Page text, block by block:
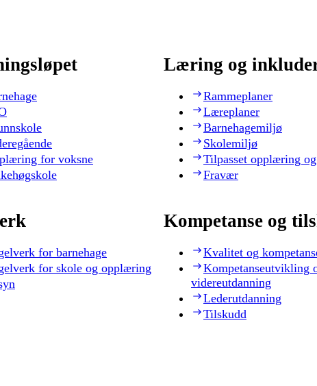
for voksne
Læring og
Rammeplaner
Læreplaner
Barnehagemiljø
Skolemiljø
Tilpasset opplæring
Fravær
for barnehage
for skole og opplæring
Kompetanse og
Kvalitet og
Kompetanseutvikling
videreutdanning
Lederutdanning
Tilskudd